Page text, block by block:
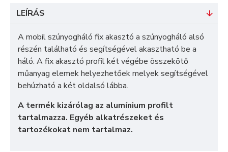
LEÍRÁS
A mobil szúnyogháló fix akasztó a szúnyogháló alsó
részén található és segítségével akasztható be a
háló. A fix akasztó profil két végébe összekötő
műanyag elemek helyezhetőek melyek segítségével
behúzható a két oldalsó lábba.
A termék kizárólag az alumínium profilt
tartalmazza. Egyéb alkatrészeket és
tartozékokat nem tartalmaz.